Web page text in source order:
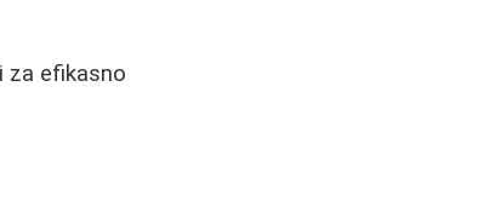
za efikasno